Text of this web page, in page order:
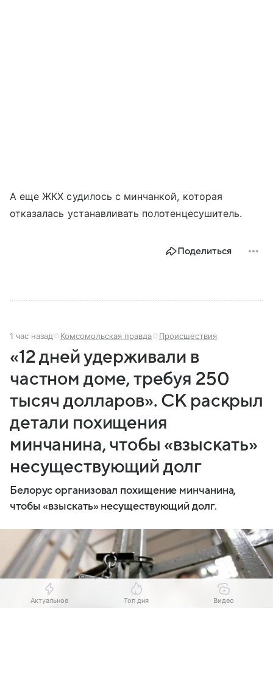
А еще ЖКХ судилось с минчанкой, которая
отказалась устанавливать полотенцесушитель.
Поделиться
1 час назад Комсомольская правда Происшествия
«12 дней удерживали в
частном доме, требуя 250
тысяч долларов». СК раскрыл
детали похищения
минчанина, чтобы «взыскать»
несуществующий долг
Белорус организовал похищение минчанина,
чтобы «взыскать» несуществующий долг.
Актуальное Топ дня Видео